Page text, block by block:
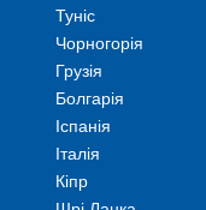
Туніс
Чорногорія
Грузія
Болгарія
Іспанія
Італія
Кіпр